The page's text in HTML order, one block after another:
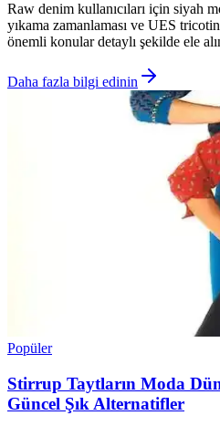
Raw denim kullanıcıları için siyah
yıkama zamanlaması ve UES
önemli konular detaylı şekilde ele
Daha fazla bilgi edinin
Popüler
Stirrup Taytların Moda
Güncel Şık Alternatifler